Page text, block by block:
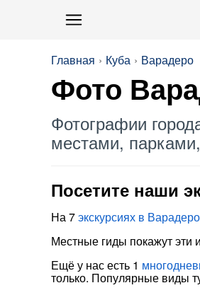
Главная Куба Варадеро
Фото
Фотографии
местами,
Посетите наши
На 7экскурсиях в Варадеро
Местные гиды покажут эти
Ещё у нас есть 1
только. Популярные виды